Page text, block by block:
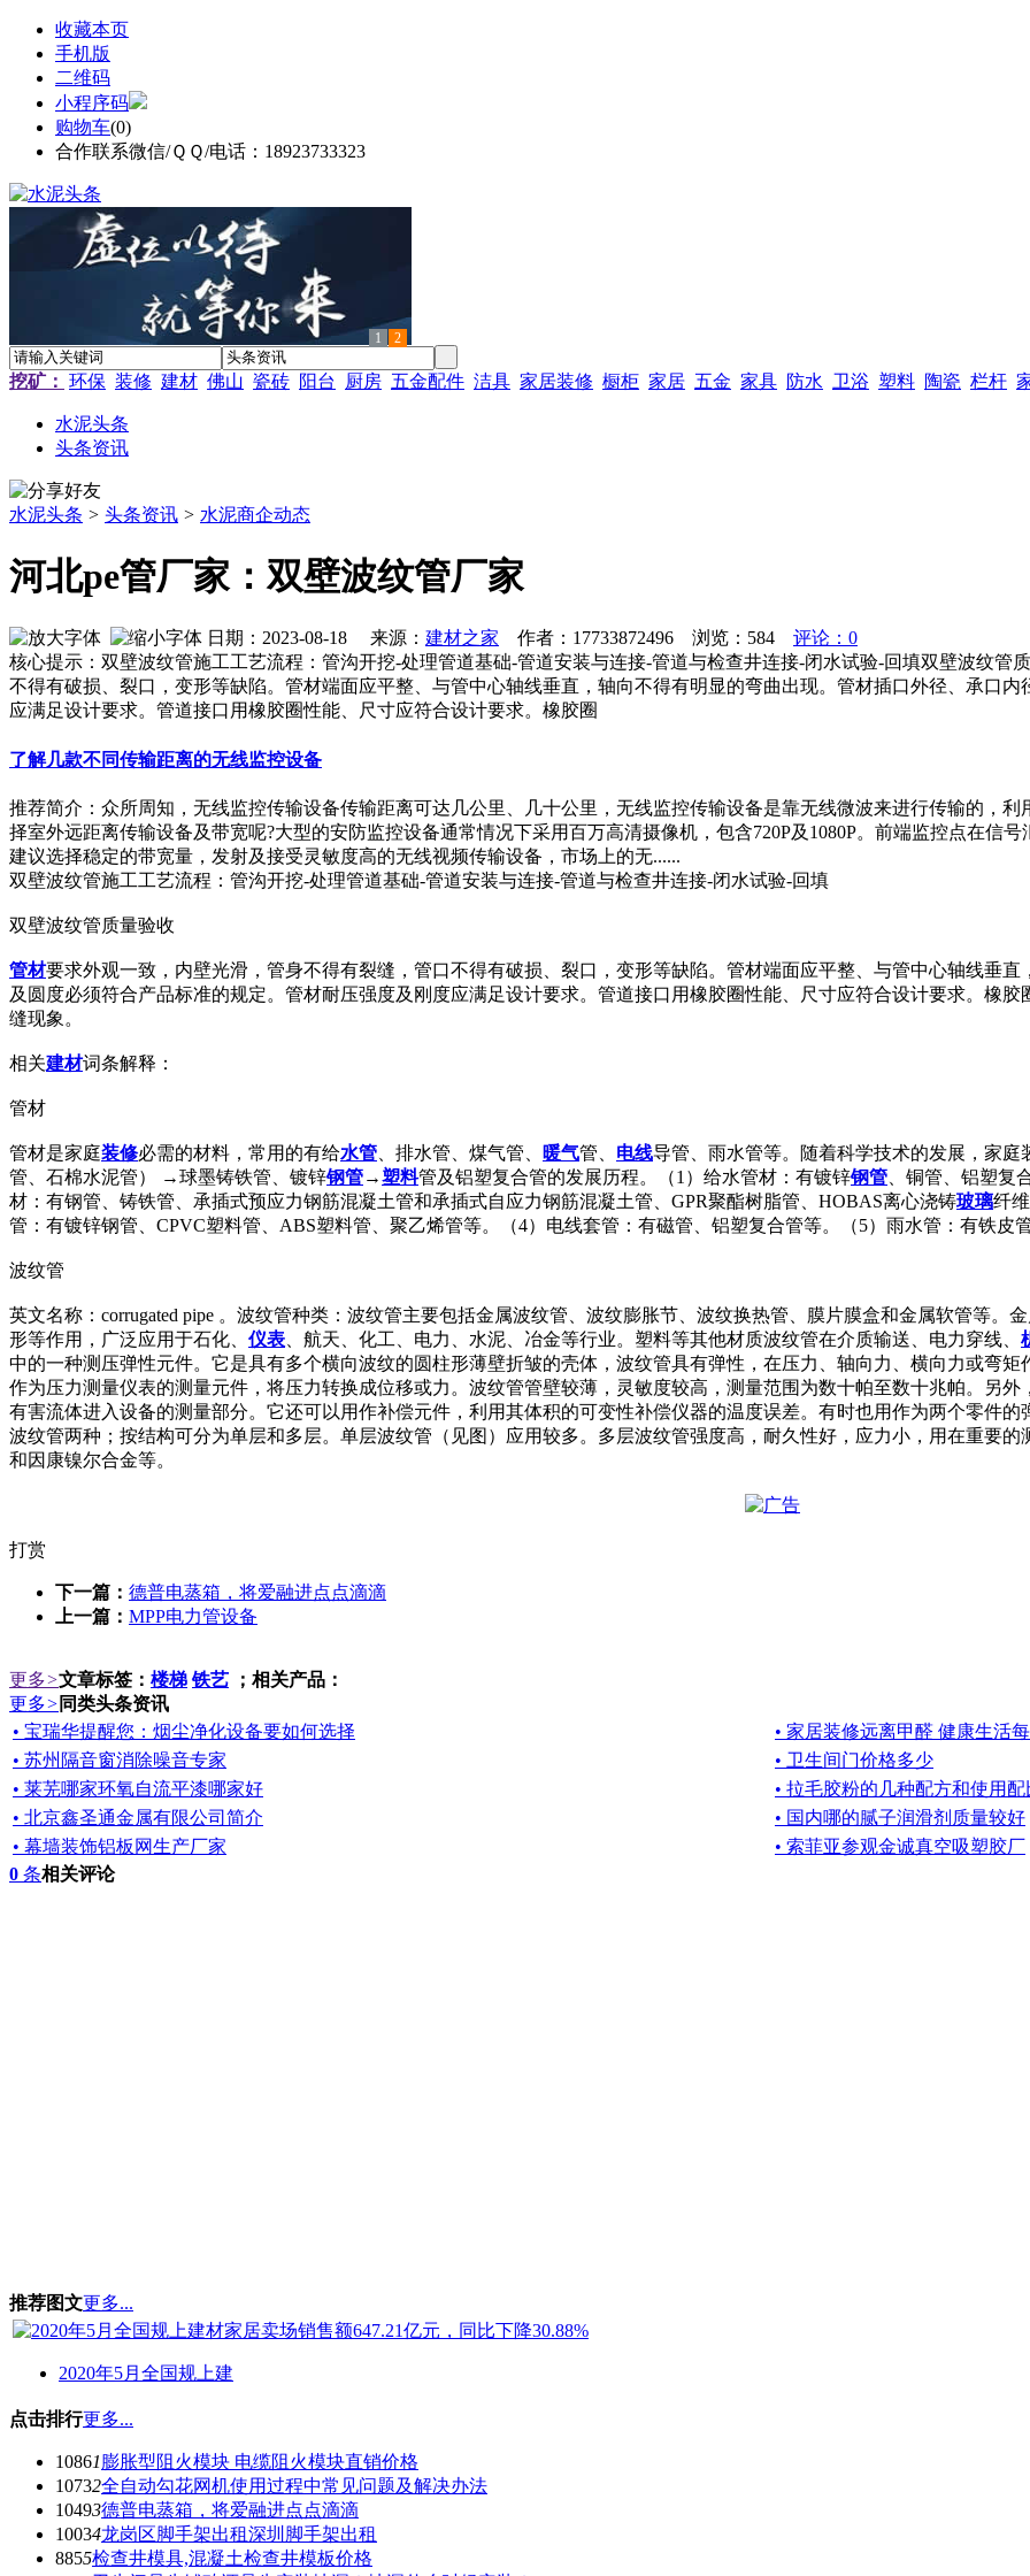
收藏本页
手机版
二维码
小程序码
购物车(0)
合作联系微信/ＱＱ/电话：18923733323
1 2
挖矿： 环保 装修 建材 佛山 瓷砖 阳台 厨房 五金配件 洁具 家居装修 橱柜 家居 五金 家具 防水 卫浴 塑料 陶瓷 栏杆
水泥头条
头条资讯
水泥头条 > 头条资讯 > 水泥商企动态
河北pe管厂家：双壁波纹管厂家
日期：2023-08-18 来源： 建材之家 作者：17733872496 浏览： 584
评论：0
核心提示：双壁波纹管施工工艺流程：管沟开挖-处理管道基础-管道安装与连接-管道与检查井连接-闭水试验-回填双壁波纹管
不得有破损、裂口，变形等缺陷。管材端面应平整、与管中心轴线垂直，轴向不得有明显的弯曲出现。管材插口外径、承口
应满足设计要求。管道接口用橡胶圈性能、尺寸应符合设计要求。橡胶圈
了解几款不同传输距离的无线监控设备
推荐简介：众所周知，无线监控传输设备传输距离可达几公里、几十公里，无线监控传输设备是靠无线微波来进行传输的，
择室外远距离传输设备及带宽呢?大型的安防监控设备通常情况下采用百万高清摄像机，包含720P及1080P。前端监控点在信
建议选择稳定的带宽量，发射及接受灵敏度高的无线视频传输设备，市场上的无......
双壁波纹管施工工艺流程：管沟开挖-处理管道基础-管道安装与连接-管道与检查井连接-闭水试验-回填
双壁波纹管质量验收
管材要求外观一致，内壁光滑，管身不得有裂缝，管口不得有破损、裂口，变形等缺陷。管材端面应平整、与管中心轴线垂
及圆度必须符合产品标准的规定。管材耐压强度及刚度应满足设计要求。管道接口用橡胶圈性能、尺寸应符合设计要求。橡
缝现象。
相关建材词条解释：
管材
管材是家庭装修必需的材料，常用的有给水管 、排水管、煤气管、 暖气管、 电线导管、雨水管等。随着科学技术的发展，家
管、石棉水泥管） →球墨铸铁管、镀锌钢管→塑料管及铝塑复合管的发展历程。（1）给水管材：有镀锌钢管 、铜管、铝塑复
材：有钢管、铸铁管、承插式预应力钢筋混凝土管和承插式自应力钢筋混凝土管、GPR聚酯树脂管、HOBAS离心浇铸玻璃纤
管：有镀锌钢管、CPVC塑料管、ABS塑料管、聚乙烯管等。（4）电线套管：有磁管、铝塑复合管等。（5）雨水管：有铁皮
波纹管
英文名称：corrugated pipe 。波纹管种类：波纹管主要包括金属波纹管、波纹膨胀节、波纹换热管、膜片膜盒和金属软管等
形等作用，广泛应用于石化、 仪表 、航天、化工、电力、水泥、冶金等行业。塑料等其他材质波纹管在介质输送、电力穿线、
中的一种测压弹性元件。它是具有多个横向波纹的圆柱形薄壁折皱的壳体，波纹管具有弹性，在压力、轴向力、横向力或弯矩
作为压力测量仪表的测量元件，将压力转换成位移或力。波纹管管壁较薄，灵敏度较高，测量范围为数十帕至数十兆帕。另外
有害流体进入设备的测量部分。它还可以用作补偿元件，利用其体积的可变性补偿仪器的温度误差。有时也用作为两个零件
波纹管两种；按结构可分为单层和多层。单层波纹管（见图）应用较多。多层波纹管强度高，耐久性好，应力小，用在重要
和因康镍尔合金等。
打赏
下一篇： 德普电蒸箱，将爱融进点点滴滴
上一篇： MPP电力管设备
更多>文章标签： 楼梯 铁艺 ；相关产品：
更多> 同类头条资讯
• 宝瑞华提醒您：烟尘净化设备要如何选择
• 家居装修远离甲醛 健康生活
• 苏州隔音窗消除噪音专家
• 卫生间门价格多少
• 莱芜哪家环氧自流平漆哪家好
• 拉毛胶粉的几种配方和使用配
• 北京鑫圣通金属有限公司简介
• 国内哪的腻子润滑剂质量较好
• 幕墙装饰铝板网生产厂家
• 索菲亚参观金诚真空吸塑胶厂
0 条相关评论
推荐图文更多...
2020年5月全国规上建
点击排行更多...
10861膨胀型阻火模块 电缆阻火模块直销价格
10732全自动勾花网机使用过程中常见问题及解决办法
10493德普电蒸箱，将爱融进点点滴滴
10034龙岗区脚手架出租深圳脚手架出租
8855检查井模具,混凝土检查井模板价格